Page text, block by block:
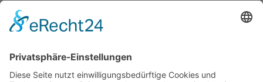
Über uns
Kontakt